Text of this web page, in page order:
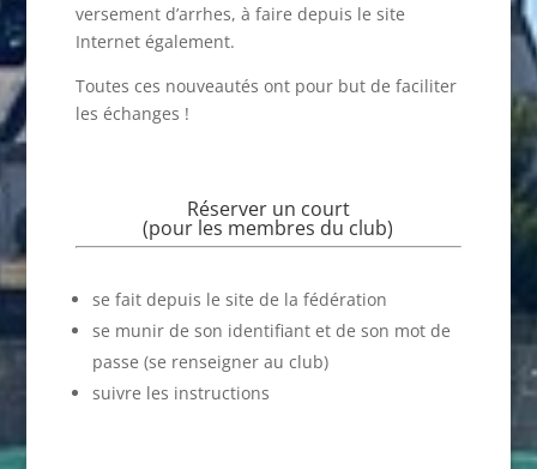
versement d’arrhes, à faire depuis le site
Internet également.
Toutes ces nouveautés ont pour but de faciliter
les échanges !
Réserver un court
(pour les membres du club)
se fait depuis le site de la fédération
se munir de son identifiant et de son mot de
passe (se renseigner au club)
suivre les instructions